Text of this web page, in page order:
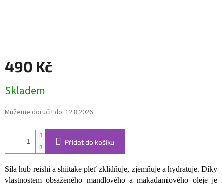
490 Kč
cena:
Skladem
Můžeme doručit do: 12.8.2026
Přidat do košíku
Síla hub reishi a shiitake pleť zklidňuje, zjemňuje a hydratuje. Díky
vlastnostem obsaženého mandlového a makadamiového oleje je